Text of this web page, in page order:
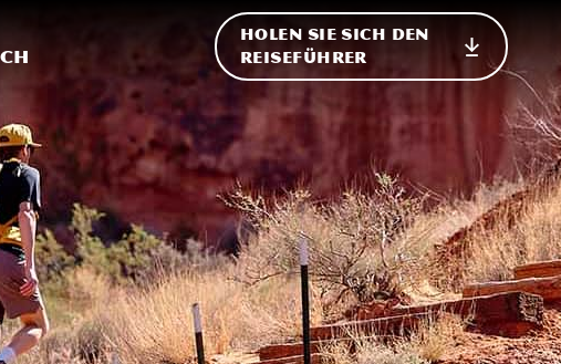
HOLEN SIE SICH DEN
REISEFÜHRER